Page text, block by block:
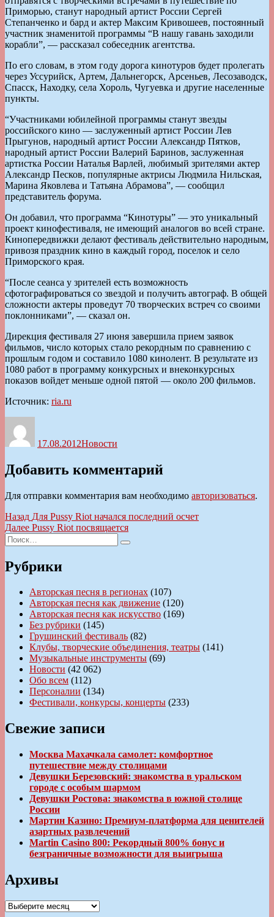
Приморью, станут народный артист России Сергей
Степанченко и бард и актер Максим Кривошеев, постоянный
участник знаменитой программы “В нашу гавань заходили
корабли”, — рассказал собеседник агентства.
По его словам, в этом году дорога кинотуров будет пролегать
через Уссурийск, Артем, Дальнегорск, Арсеньев, Лесозаводск,
Спасск, Находку, села Хороль, Чугуевка и другие населенные
пункты.
“Участниками юбилейной программы станут звезды
российского кино — заслуженный артист России Лев
Прыгунов, народный артист России Александр Пятков,
народный артист России Валерий Баринов, заслуженная
артистка России Наталья Варлей, любимый зрителями актер
Александр Песков, популярные актрисы Людмила Нильская,
Марина Яковлева и Татьяна Абрамова”, — сообщил
представитель форума.
Он добавил, что программа “Кинотуры” — это уникальный
проект кинофестиваля, не имеющий аналогов во всей стране.
Кинопередвижки делают фестиваль действительно народным,
привозя праздник кино в каждый город, поселок и село
Приморского края.
“После сеанса у зрителей есть возможность
сфотографироваться со звездой и получить автограф. В общей
сложности актеры проведут 70 творческих встреч со своими
поклонниками”, — сказал он.
Дирекция фестиваля 27 июня завершила прием заявок
фильмов, число которых стало рекордным по сравнению с
прошлым годом и составило 1080 кинолент. В результате из
1080 работ в программу конкурсных и внеконкурсных
показов войдет меньше одной пятой — около 200 фильмов.
Источник: ria.ru
17.08.2012Новости
Добавить комментарий
Для отправки комментария вам необходимо авторизоваться.
Навигация
по
записям
Назад Предыдущая
запись:
Для Pussy Riot начался последний осчет
Далее Следующая
Pussy Riot посвящается
Искать:
Поиск
Рубрики
Авторская песня в регионах (107)
Авторская песня как движение (120)
Авторская песня как искусство (169)
Без рубрики (145)
Грушинский фестиваль (82)
Клубы, творческие объединения, театры (141)
Музыкальные инструменты (69)
Новости (42 062)
Обо всем (112)
Персоналии (134)
Фестивали, конкурсы, концерты (233)
Свежие записи
Москва Махачкала самолет: комфортное
путешествие между столицами
Девушки Березовский: знакомства в уральском
городе с особым шармом
Девушки Ростова: знакомства в южной столице
России
Мартин Казино: Премиум-платформа для ценителей
азартных развлечений
Martin Casino 800: Рекордный 800% бонус и
безграничные возможности для выигрыша
Архивы
Архивы